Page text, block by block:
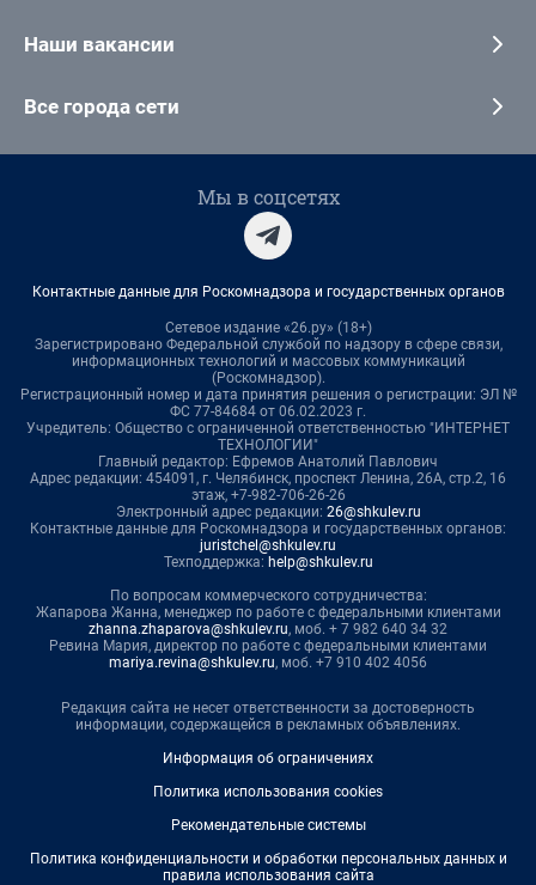
Наши вакансии
Все города сети
Мы в соцсетях
Контактные данные для Роскомнадзора и государственных органов
Сетевое издание «26.ру» (18+)
Зарегистрировано Федеральной службой по надзору в сфере связи,
информационных технологий и массовых коммуникаций
(Роскомнадзор).
Регистрационный номер и дата принятия решения о регистрации: ЭЛ №
ФС 77-84684 от 06.02.2023 г.
Учредитель: Общество с ограниченной ответственностью "ИНТЕРНЕТ
ТЕХНОЛОГИИ"
Главный редактор: Ефремов Анатолий Павлович
Адрес редакции: 454091, г. Челябинск, проспект Ленина, 26А, стр.2, 16
этаж, +7-982-706-26-26
Электронный адрес редакции: 26@shkulev.ru
Контактные данные для Роскомнадзора и государственных органов:
juristchel@shkulev.ru
Техподдержка: help@shkulev.ru
По вопросам коммерческого сотрудничества:
Жапарова Жанна, менеджер по работе с федеральными клиентами
zhanna.zhaparova@shkulev.ru, моб. + 7 982 640 34 32
Ревина Мария, директор по работе с федеральными клиентами
mariya.revina@shkulev.ru, моб. +7 910 402 4056
Редакция сайта не несет ответственности за достоверность
информации, содержащейся в рекламных объявлениях.
Информация об ограничениях
Политика использования cookies
Рекомендательные системы
Политика конфиденциальности и обработки персональных данных и
правила использования сайта